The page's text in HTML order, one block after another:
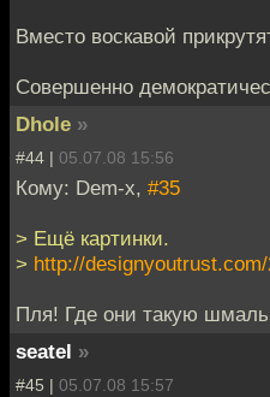
Вместо воскавой
Совершенно
Dhole »
#44 | 05.07.08 15:56
Кому: Dem-x, #35
> Ещё картинки.
> http://
Пля! Где они такую шмаль
seatel »
#45 | 05.07.08 15:57